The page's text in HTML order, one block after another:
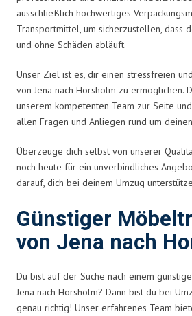
ausschließlich hochwertiges
Transportmittel, um sicherzustellen, dass
und ohne Schäden abläuft.
Unser Ziel ist es, dir einen stressfreien
von Jena nach Horsholm zu ermöglichen.
unserem kompetenten Team zur Seite
allen Fragen und Anliegen rund um
Überzeuge dich selbst von unserer
noch heute für ein unverbindliches
darauf, dich bei deinem Umzug
Günstiger
von Jena nach
Du bist auf der Suche nach einem
Jena nach Horsholm? Dann bist du bei
genau richtig! Unser erfahrenes Team